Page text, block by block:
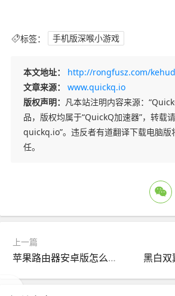
标签： 手机版深喉小游戏
本文地址：
http://rongfusz.com/
文章来源：
www.quickq.io
版权声明： 凡本站注明内容来源：
品，版权均属于“QuickQ加速器”，转载
quickq.io”。违反者有道翻译下载电脑版
任。
上一篇
苹果路由器安卓版怎么用(苹果路由器安卓手机能用吗)